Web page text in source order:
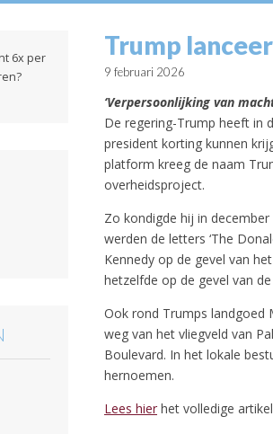
Trump
9 februari 2026
‘Verpersoonlijking van
De regering-Trump heeft in
president korting kunnen
platform kreeg de naam
overheidsproject.
Zo kondigde hij in
werden de letters ‘The
Kennedy op de gevel van
hetzelfde op de gevel van
Ook rond Trumps landgoed
weg van het vliegveld van
Boulevard. In het lokale
hernoemen.
Lees hier het volledige
6x per